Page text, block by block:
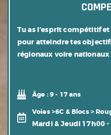
Tu as l’esprit compétitif
pour atteindre tes
régionaux voire nationaux
Âge :9 - 17 ans
Voies >6C & Blocs >
Mardi & Jeudi 17h00